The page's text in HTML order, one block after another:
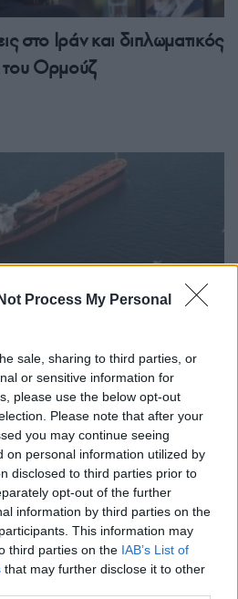
Process My Personal
sale, sharing to third parties, or
or sensitive information for
please use the below opt-out
Please note that after your
you may continue seeing
on personal information utilized by
disclosed to third parties prior to
opt-out of the further
information by third parties on the
This information may
third parties on the IAB’s List of
that may further disclose it to other
στο Ιράν και διπλωματικός
του Ορμούζ
και Ομάν συμφώνησαν
διαδρομής διέλευσης των